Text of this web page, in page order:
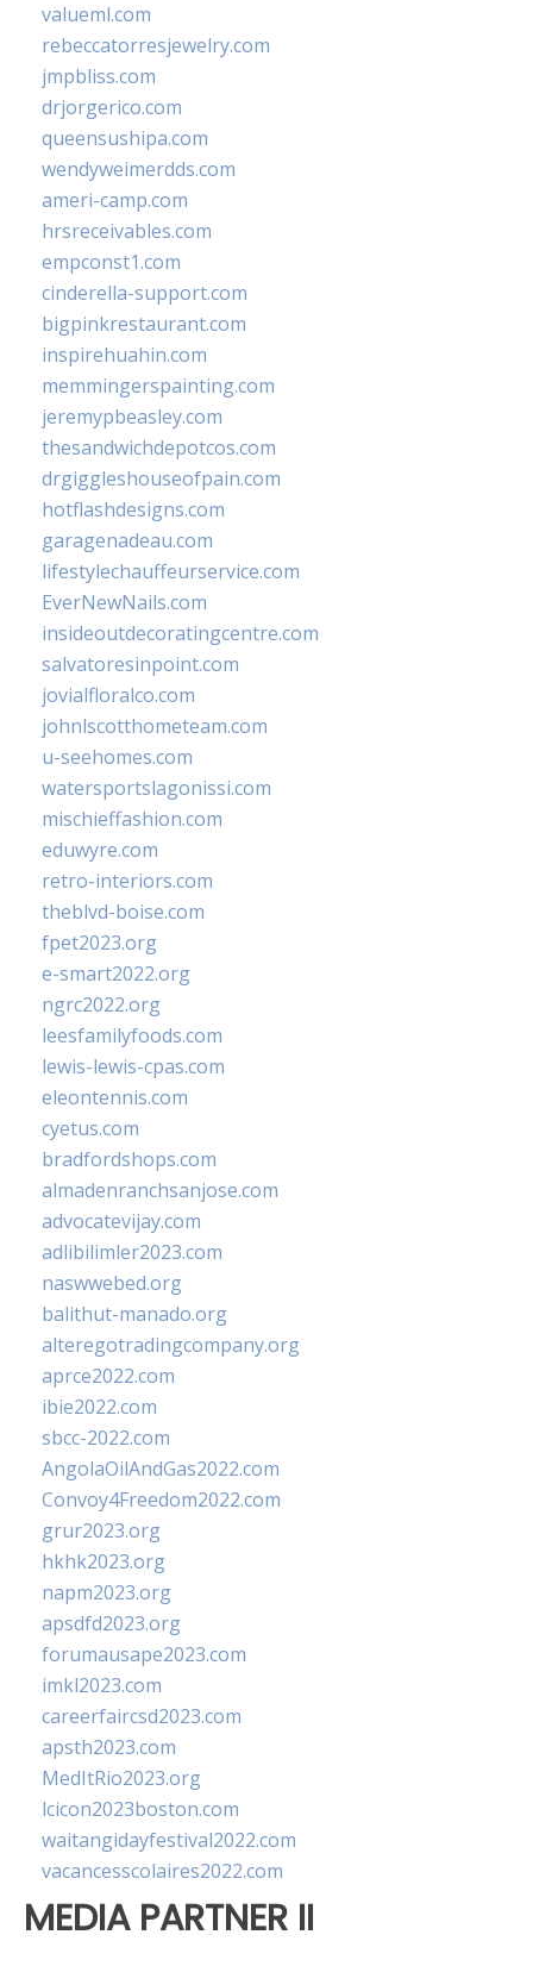
valueml.com
rebeccatorresjewelry.com
jmpbliss.com
drjorgerico.com
queensushipa.com
wendyweimerdds.com
ameri-camp.com
hrsreceivables.com
empconst1.com
cinderella-support.com
bigpinkrestaurant.com
inspirehuahin.com
memmingerspainting.com
jeremypbeasley.com
thesandwichdepotcos.com
drgiggleshouseofpain.com
hotflashdesigns.com
garagenadeau.com
lifestylechauffeurservice.com
EverNewNails.com
insideoutdecoratingcentre.com
salvatoresinpoint.com
jovialfloralco.com
johnlscotthometeam.com
u-seehomes.com
watersportslagonissi.com
mischieffashion.com
eduwyre.com
retro-interiors.com
theblvd-boise.com
fpet2023.org
e-smart2022.org
ngrc2022.org
leesfamilyfoods.com
lewis-lewis-cpas.com
eleontennis.com
cyetus.com
bradfordshops.com
almadenranchsanjose.com
advocatevijay.com
adlibilimler2023.com
naswwebed.org
balithut-manado.org
alteregotradingcompany.org
aprce2022.com
ibie2022.com
sbcc-2022.com
AngolaOilAndGas2022.com
Convoy4Freedom2022.com
grur2023.org
hkhk2023.org
napm2023.org
apsdfd2023.org
forumausape2023.com
imkl2023.com
careerfaircsd2023.com
apsth2023.com
MedItRio2023.org
lcicon2023boston.com
waitangidayfestival2022.com
vacancesscolaires2022.com
MEDIA PARTNER II